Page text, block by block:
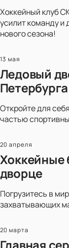
Хоккейный клуб
усилит команду
нового сезона!
13 мая
Ледовый
Петербурга
Откройте для
частью
20 апреля
Хоккейные
дворце
Погрузитесь в
захватывающих
20 марта